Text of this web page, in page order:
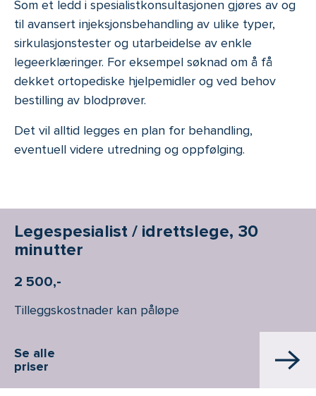
Som et ledd i spesialistkonsultasjonen gjøres av og
til avansert injeksjonsbehandling av ulike typer,
sirkulasjonstester og utarbeidelse av enkle
legeerklæringer. For eksempel søknad om å få
dekket ortopediske hjelpemidler og ved behov
bestilling av blodprøver.
Det vil alltid legges en plan for behandling,
eventuell videre utredning og oppfølging.
Legespesialist / idrettslege, 30
minutter
2 500,-
Tilleggskostnader kan påløpe
Se alle
priser